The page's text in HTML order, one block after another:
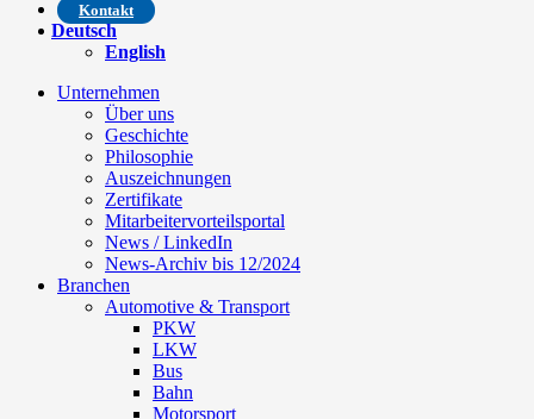
Kontakt
Deutsch
English
Unternehmen
Über uns
Geschichte
Philosophie
Auszeichnungen
Zertifikate
Mitarbeitervorteilsportal
News / LinkedIn
News-Archiv bis 12/2024
Branchen
Automotive & Transport
PKW
LKW
Bus
Bahn
Motorsport